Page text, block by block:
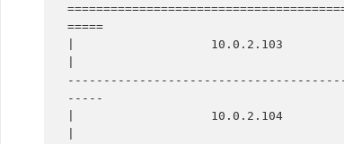
=====
|                   10.0.2.103
-----
|                   10.0.2.104